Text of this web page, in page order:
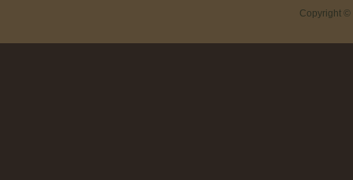
Copyright ©